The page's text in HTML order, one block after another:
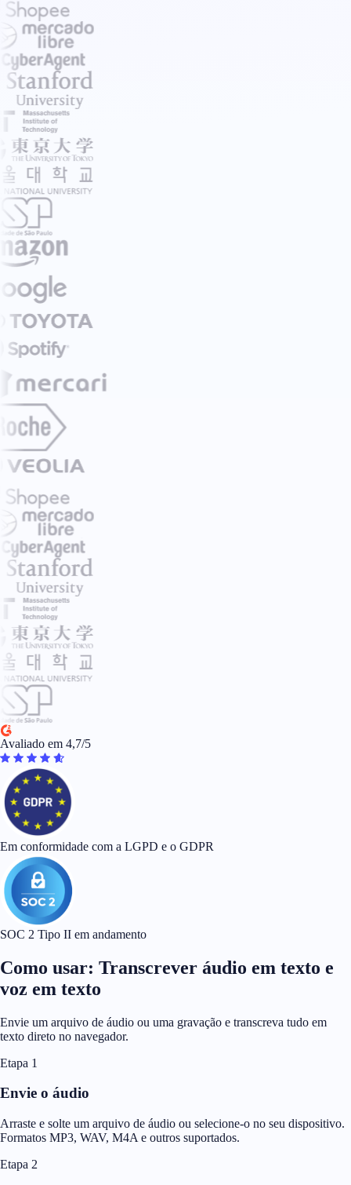
Avaliado em 4,7/5
Em conformidade com a LGPD e o GDPR
SOC 2 Tipo II em andamento
Como usar: Transcrever áudio em texto e
voz em texto
Envie um arquivo de áudio ou uma gravação e transcreva tudo em
texto direto no navegador.
Etapa 1
Envie o áudio
Arraste e solte um arquivo de áudio ou selecione-o no seu dispositivo.
Formatos MP3, WAV, M4A e outros suportados.
Etapa 2